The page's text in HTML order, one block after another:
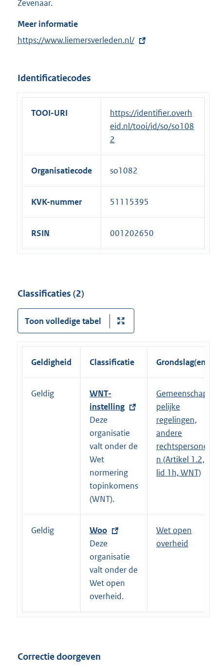
Zevenaar.
Meer informatie
E
e
r
https://www.liemersverleden.nl/
Identificatiecodes
TOOI-URI
https://identifier.overh
eid.nl/tooi/id/so/so108
2
Organisatiecode so1082
KVK-nummer 51115395
RSIN 001202650
Classificaties (2)
Toon volledige tabel
Geldigheid Classificatie Grondslag(en)
Geldig
E
x
t
e
r
n
e
l
i
n
k
:
WNT-
instelling
Deze
organisatie
valt onder de
Wet
normering
topinkomens
(WNT).
Gemeenschap
pelijke
regelingen,
andere
rechtspersone
n (Artikel 1.2,
lid 1h, WNT)
Geldig
E
x
t
e
r
n
e
k
Woo
Deze
organisatie
valt onder de
Wet open
overheid.
Wet open
overheid
Correctie doorgeven